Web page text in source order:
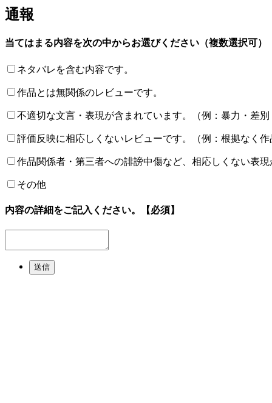
通報
当てはまる内容を次の中からお選びください（複数選択可）
ネタバレを含む内容です。
作品とは無関係のレビューです。
不適切な文言・表現が含まれています。（例：暴力・差
評価反映に相応しくないレビューです。（例：根拠なく
作品関係者・第三者への誹謗中傷など、相応しくない表
その他
内容の詳細をご記入ください。 【必須】
送信